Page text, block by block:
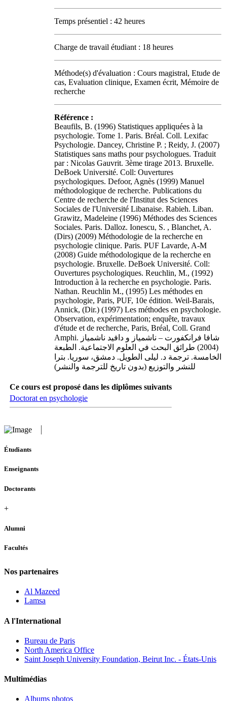
Temps présentiel : 42 heures
Charge de travail étudiant : 18 heures
Méthode(s) d'évaluation : Cours magistral, Etude de
cas, Evaluation clinique, Examen écrit, Mémoire de
recherche
Référence :
Beaufils, B. (1996) Statistiques appliquées à la
psychologie. Tome 1. Paris. Bréal. Coll. Lexifac
Psychologie. Dancey, Christine P. ; Reidy, J. (2007)
Statistiques sans maths pour psychologues. Traduit
par : Nicolas Gauvrit. 3ème tirage 2013. Bruxelle.
DeBoek Université. Coll: Ouvertures
psychologiques. Defoor, Agnès (1999) Manuel
méthodologique de recherche. Publications du
Centre de recherche de l'Institut des Sciences
Sociales de l'Université Libanaise. Rabieh. Liban.
Grawitz, Madeleine (1996) Méthodes des Sciences
Sociales. Paris. Dalloz. Ionescu, S. , Blanchet, A.
(Dirs) (2009) Méthodologie de la recherche en
psychologie clinique. Paris. PUF Lavarde, A-M
(2008) Guide méthodologique de la recherche en
psychologie. Bruxelle. DeBoek Université. Coll:
Ouvertures psychologiques. Reuchlin, M., (1992)
Introduction à la recherche en psychologie. Paris.
Nathan. Reuchlin M., (1995) Les méthodes en
psychologie, Paris, PUF, 10e édition. Weil-Barais,
Annick, (Dir.) (1997) Les méthodes en psychologie.
Observation, expérimentation; enquête, travaux
d'étude et de recherche, Paris, Bréal, Coll. Grand
Amphi. شافا فرانكفورت – ناشمياز و دافيد ناشمياز
(2004) طرائق البحث في العلوم الاجتماعية. الطبعة
الخامسة. ترجمة د. ليلى الطويل. دمشق، سوريا. بترا
للنشر والتوزيع (بدون تاريخ للترجمة والنشر)
Ce cours est proposé dans les diplômes suivants
Doctorat en psychologie
Étudiants
Enseignants
Doctorants
+
Alumni
Facultés
Nos partenaires
Al Mazeed
Lamsa
A l'International
Bureau de Paris
North America Office
Saint Joseph University Foundation, Beirut Inc. - États-Unis
Multimédias
Albums photos